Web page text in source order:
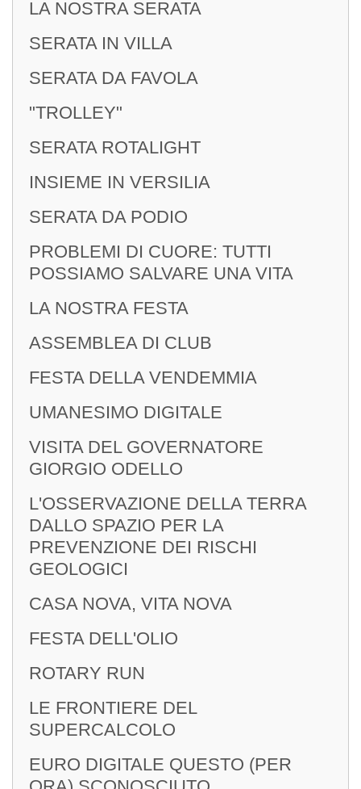
Sede Estiva
Segreteria Di Club
LETTERE DEL
LA NOSTRA SERATA
SERATA IN VILLA
SERATA DA FAVOLA
"TROLLEY"
SERATA ROTALIGHT
INSIEME IN VERSILIA
SERATA DA PODIO
PROBLEMI DI CUORE: TUTTI
POSSIAMO SALVARE UNA VITA
LA NOSTRA FESTA
ASSEMBLEA DI CLUB
FESTA DELLA VENDEMMIA
UMANESIMO DIGITALE
VISITA DEL GOVERNATORE
GIORGIO ODELLO
L'OSSERVAZIONE DELLA TERRA
DALLO SPAZIO PER LA
PREVENZIONE DEI RISCHI
GEOLOGICI
CASA NOVA, VITA NOVA
FESTA DELL'OLIO
ROTARY RUN
LE FRONTIERE DEL
SUPERCALCOLO
EURO DIGITALE QUESTO (PER